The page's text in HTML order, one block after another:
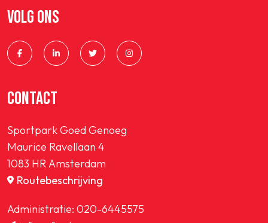
VOLG ONS
CONTACT
Sportpark Goed Genoeg
Maurice Ravellaan 4
1083 HR Amsterdam
Routebeschrijving
Administratie: 020-6445575